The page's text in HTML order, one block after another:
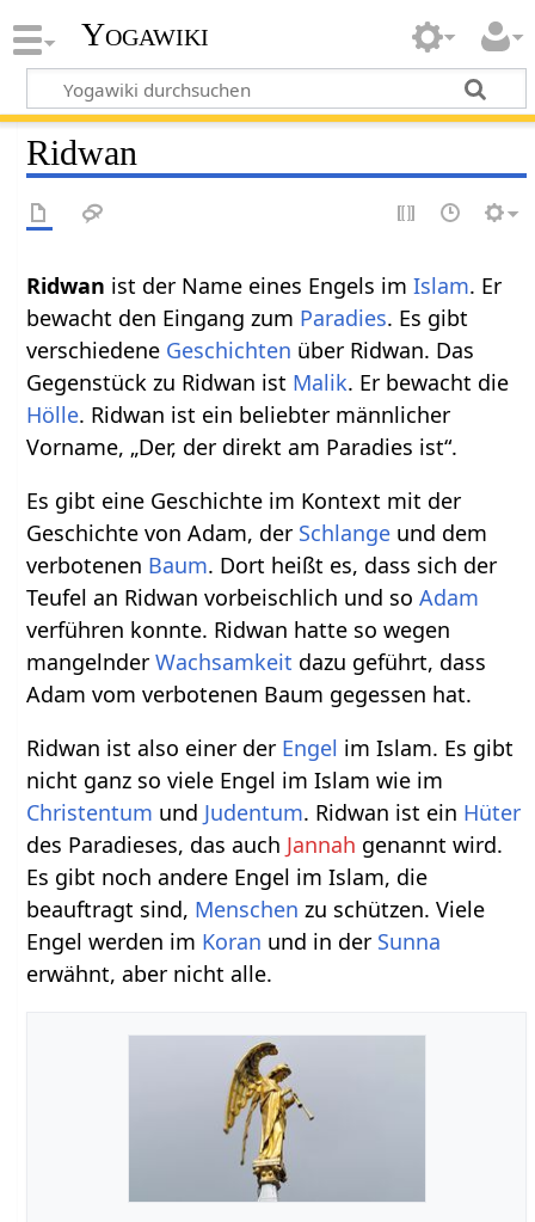
Yogawiki
Ridwan
Ridwan ist der Name eines Engels imIslam. Er
bewacht den Eingang zum Paradies. Es gibt
verschiedene Geschichten über Ridwan. Das
Gegenstück zu Ridwan ist Malik. Er bewacht die
Hölle. Ridwan ist ein beliebter männlicher
Vorname, „Der, der direkt am Paradies ist“.
Es gibt eine Geschichte im Kontext mit der
Geschichte von Adam, der Schlange und dem
verbotenen Baum. Dort heißt es, dass sich der
Teufel an Ridwan vorbeischlich und soAdam
verführen konnte. Ridwan hatte so wegen
mangelnderWachsamkeit dazu geführt, dass
Adam vom verbotenen Baum gegessen hat.
Ridwan ist also einer der Engel im Islam. Es gibt
nicht ganz so viele Engel im Islam wie im
Christentum und Judentum. Ridwan ist ein Hüter
des Paradieses, das auch Jannah genannt wird.
Es gibt noch andere Engel im Islam, die
beauftragt sind, Menschen zu schützen. Viele
Engel werden im Koran und in der Sunna
erwähnt, aber nicht alle.